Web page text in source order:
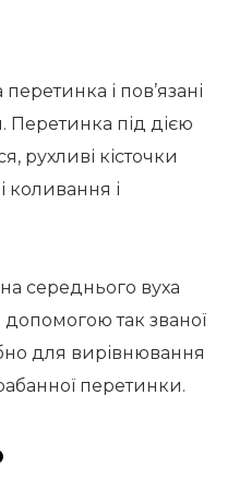
і пов’язані
Перетинка під дією
рухливі кісточки
коливання і
середнього вуха
допомогою так званої
для вирівнювання
перетинки.